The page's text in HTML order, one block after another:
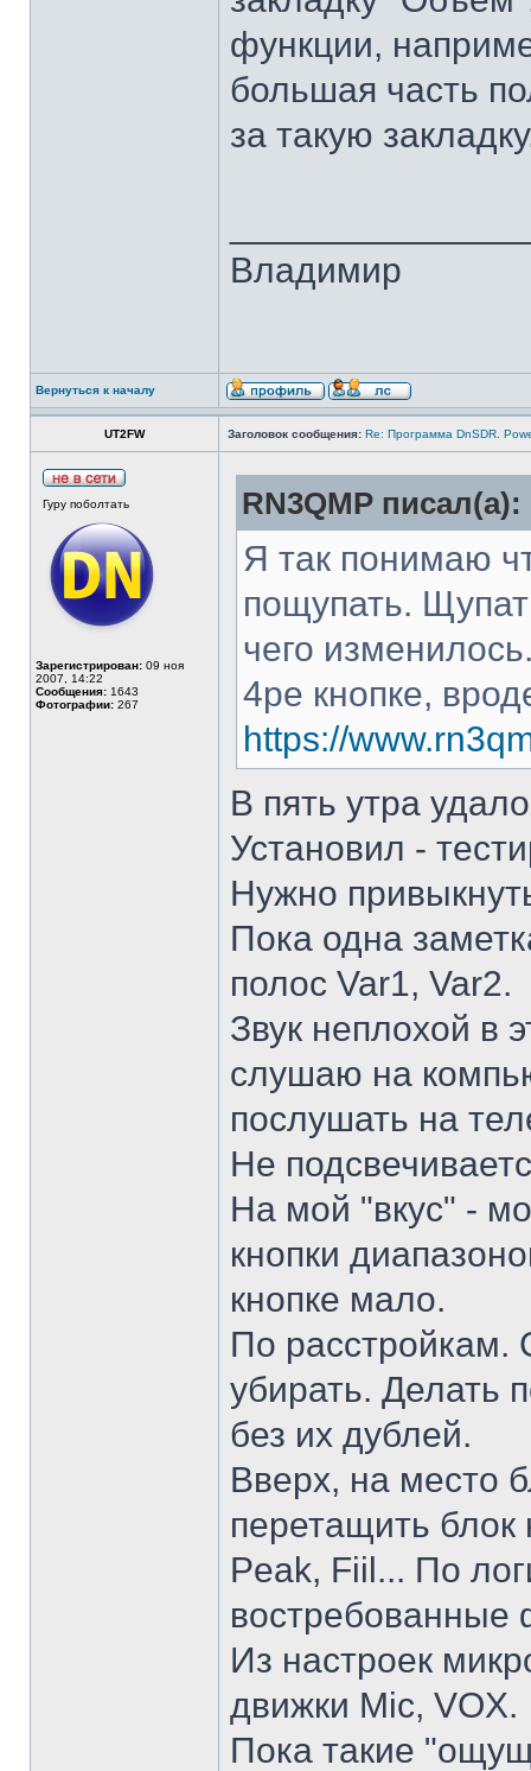
функции,
большая часть
за такую
Владимир
Вернуться к началу
UT2FW Заголовок сообщения: Re: Программа DnSDR.
Гуру поболтать
Зарегистрирован: 09 ноя
2007, 14:22
Сообщения: 1643
Фотографии: 267
RN3QMP писал(а):
Я так понимаю
пощупать.
чего
4ре кнопке,
https://
В пять утра
Установил -
Нужно
Пока одна
полос Var1, Var2.
Звук неплохой в
слушаю на
послушать на
Не
На мой "вкус" -
кнопки
кнопке мало.
По расстройкам.
убирать. Делать
без их дублей.
Вверх, на место
перетащить блок
Peak, Fiil... По
востребованные
Из настроек
движки Mic, VOX.
Пока такие